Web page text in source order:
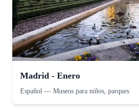
Madrid - Enero
Español — Museos para niños, parques